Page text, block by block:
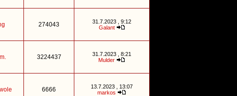
274043
31.7.2023 , 9:12
Galant
3224437
31.7.2023 , 8:21
Mulder
6666
13.7.2023 , 13:07
markos